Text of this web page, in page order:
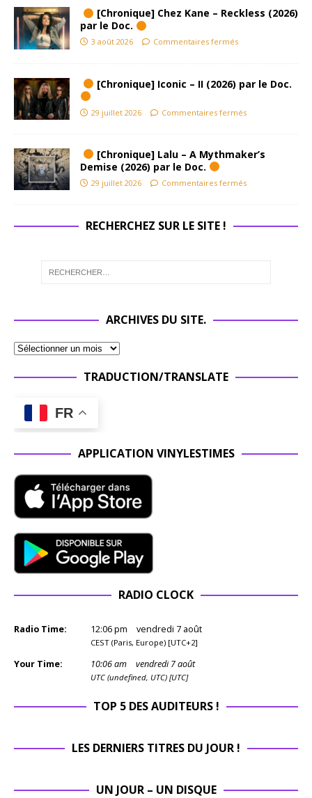
[Chronique] Chez Kane – Reckless (2026)
par le Doc.
3 août 2026 Commentaires fermés
[Chronique] Iconic – II (2026) par le Doc.
29 juillet 2026 Commentaires fermés
[Chronique] Lalu – A Mythmaker’s
Demise (2026) par le Doc.
29 juillet 2026 Commentaires fermés
RECHERCHEZ SUR LE SITE !
ARCHIVES DU SITE.
TRADUCTION/TRANSLATE
FR
APPLICATION VINYLESTIMES
RADIO CLOCK
Radio Time: 12:06pm vendredi 7 août
CEST (Paris, Europe) [UTC+2]
Your Time: 10:06am vendredi 7 août
UTC (undefined, UTC) [UTC]
TOP 5 DES AUDITEURS !
LES DERNIERS TITRES DU JOUR !
UN JOUR – UN DISQUE